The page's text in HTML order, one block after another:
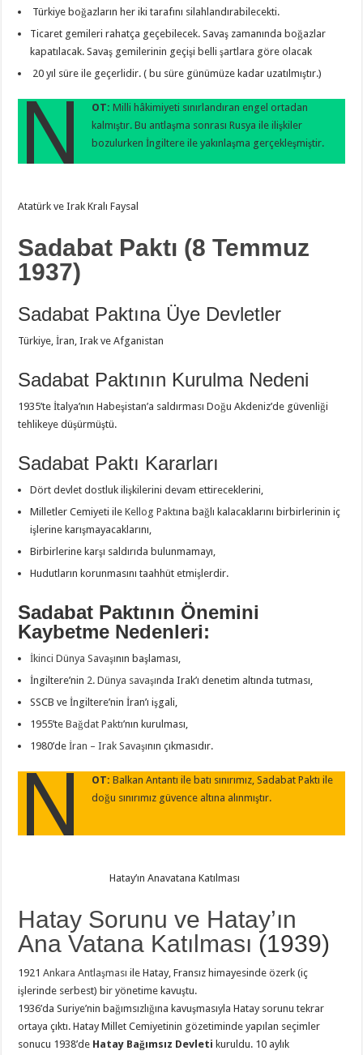
Türkiye boğazların her iki tarafını silahlandırabilecekti.
Ticaret gemileri rahatça geçebilecek. Savaş zamanında boğazlar
kapatılacak. Savaş gemilerinin geçişi belli şartlara göre olacak
20 yıl süre ile geçerlidir. ( bu süre günümüze kadar uzatılmıştır.)
N OT:Milli hâkimiyeti sınırlandıran engel ortadan
kalmıştır. Bu antlaşma sonrası Rusya ile ilişkiler
bozulurken İngiltere ile yakınlaşma gerçekleşmiştir.
Atatürk ve Irak Kralı Faysal
Sadabat Paktı (8 Temmuz
1937)
Sadabat Paktına Üye Devletler
Türkiye, İran, Irak ve Afganistan
Sadabat Paktının Kurulma Nedeni
1935’te İtalya’nın Habeşistan’a saldırması Doğu Akdeniz’de güvenliği
tehlikeye düşürmüştü.
Sadabat Paktı Kararları
Dört devlet dostluk ilişkilerini devam ettireceklerini,
Milletler Cemiyeti ileKellog Paktına bağlı kalacaklarını birbirlerinin iç
işlerine karışmayacaklarını,
Birbirlerine karşı saldırıda bulunmamayı,
Hudutların korunmasını taahhüt etmişlerdir.
Sadabat Paktının Önemini
Kaybetme Nedenleri:
İkinci Dünya Savaşının başlaması,
İngiltere’nin 2. Dünya savaşında Irak’ı denetim altında tutması,
SSCB ve İngiltere’nin İran’ı işgali,
1955’teBağdat Paktı’nın kurulması,
1980’deİran – Irak Savaşının çıkmasıdır.
N OT:Balkan Antantı ile batı sınırımız, Sadabat Paktı ile
doğu sınırımız güvence altına alınmıştır.
Hatay’ın Anavatana Katılması
Hatay Sorunu ve Hatay’ın
Ana Vatana Katılması (1939)
1921Ankara Antlaşması ile Hatay, Fransız himayesinde özerk (iç
işlerinde serbest) bir yönetime kavuştu.
1936’da Suriye’nin bağımsızlığına kavuşmasıyla Hatay sorunu tekrar
ortaya çıktı. Hatay Millet Cemiyetinin gözetiminde yapılan seçimler
sonucu 1938’de Hatay Bağımsız Devleti kuruldu. 10 aylık